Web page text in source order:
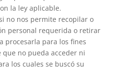
la ley aplicable.
no nos permite recopilar o
personal requerida o retirar
procesarla para los fines
no pueda acceder ni
los cuales se buscó su